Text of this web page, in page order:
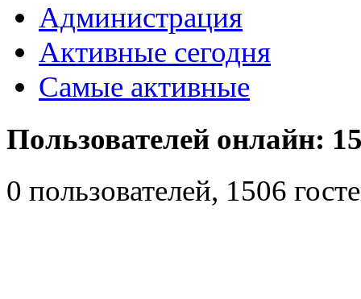
Администрация
Активные сегодня
Самые активные
Пользователей онлайн:
0 пользователей, 1506